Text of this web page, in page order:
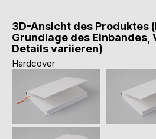
3D-Ansicht des Produktes
Grundlage des Einbandes,
Details variieren)
Hardcover